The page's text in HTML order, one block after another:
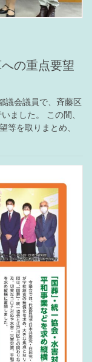
重点要望
議会議員で、斉藤区
ました。 この間、
等を取りまとめ、